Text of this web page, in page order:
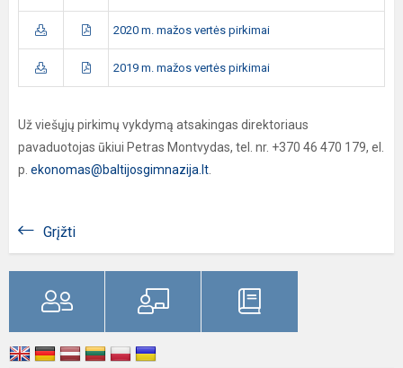
2020 m. mažos vertės pirkimai
2019 m. mažos vertės pirkimai
Už viešųjų pirkimų vykdymą atsakingas direktoriaus
pavaduotojas ūkiui Petras Montvydas, tel. nr. +370 46 470 179, el.
p. ekonomas@baltijosgimnazija.lt
Grįžti